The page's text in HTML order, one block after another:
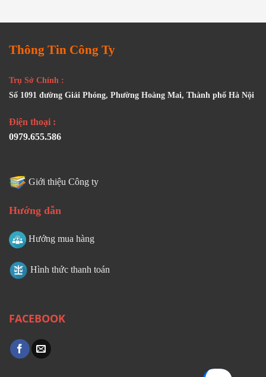
Thông Tin Công Ty
Trụ Sở Chính :
Số 1091 đường Giải Phóng, Phường Hoàng Mai, Thành phố Hà Nội
Điện thoại :
0979.655.586
Giới thiệu Công ty
Hướng dẫn
Hướng mua hàng
Hình thức thanh toán
FACEBOOK